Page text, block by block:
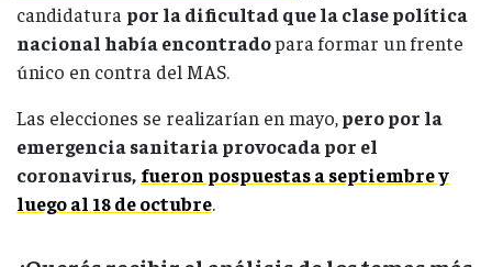
candidatura por la dificultad que la clase política
nacional había encontradopara formar un frente
único en contra del MAS.
Las elecciones se realizarían en mayo,pero por la
emergencia sanitaria provocada por el
coronavirus, fueron pospuestas a septiembre y
luego al 18 de octubre.